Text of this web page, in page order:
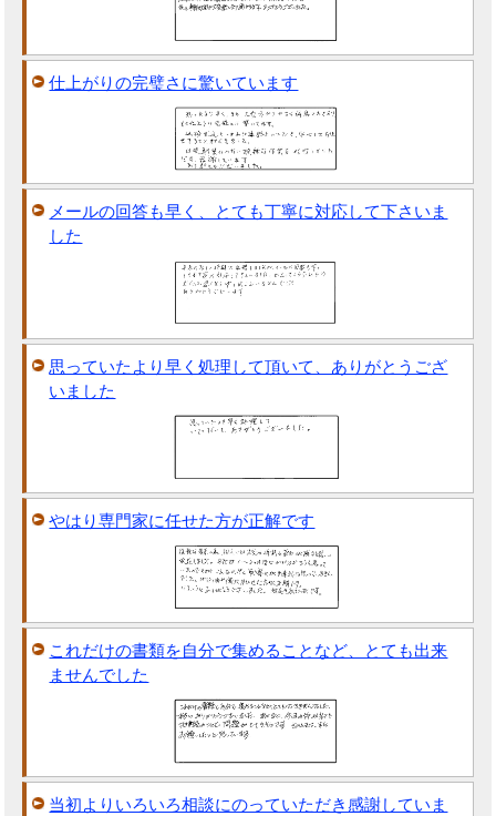
仕上がりの完璧さに驚いています
メールの回答も早く、とても丁寧に対応して下さいま
した
思っていたより早く処理して頂いて、ありがとうござ
いました
やはり専門家に任せた方が正解です
これだけの書類を自分で集めることなど、とても出来
ませんでした
当初よりいろいろ相談にのっていただき感謝していま